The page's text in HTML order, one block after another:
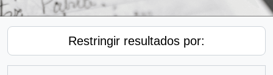
Restringir resultados por: